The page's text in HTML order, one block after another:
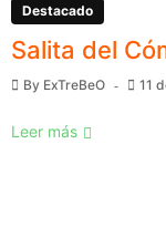
Destacado
Salita del
By ExTreBeO 11
Leer más